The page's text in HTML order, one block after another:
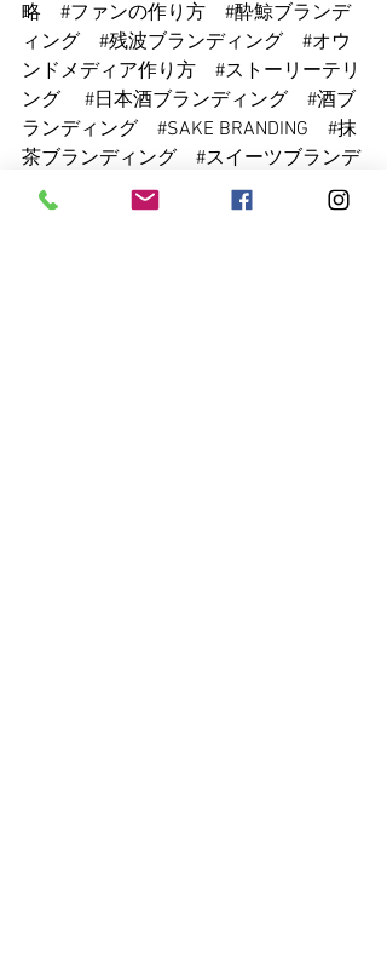
略
#ファンの作り方
#酔鯨ブランデ
ィング
#残波ブランディング
#オウ
ンドメディア作り方
#ストーリーテリ
ング
#日本酒ブランディング
#酒ブ
ランディング
#SAKE BRANDING #抹
茶ブランディング
#スイーツブランデ
ィング
#日本酒マーケティング
#日
本酒マーケティング戦略
#日本酒ブラ